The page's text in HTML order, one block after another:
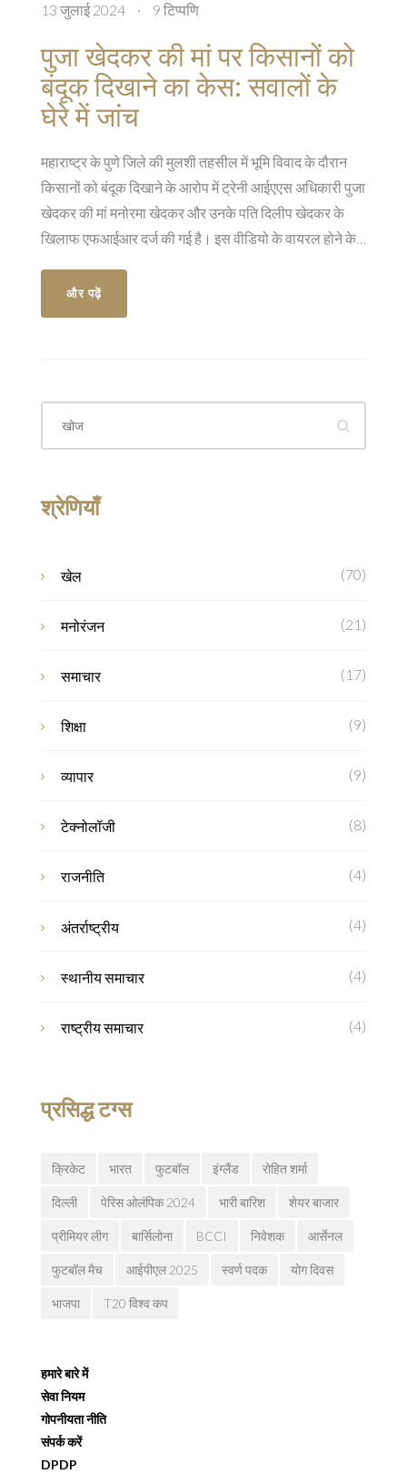
13 जुलाई 2024 · 9 टिप्पणि
पुजा खेदकर की मां पर किसानों को
बंदूक दिखाने का केस: सवालों के
घेरे में जांच
महाराष्ट्र के पुणे जिले की मुलशी तहसील में भूमि विवाद के दौरान
किसानों को बंदूक दिखाने के आरोप में ट्रेनी आईएएस अधिकारी पुजा
खेदकर की मां मनोरमा खेदकर और उनके पति दिलीप खेदकर के
खिलाफ एफआईआर दर्ज की गई है। इस वीडियो के वायरल होने के
और पढ़ें
श्रेणियाँ
खेल (70)
मनोरंजन (21)
समाचार (17)
शिक्षा (9)
व्यापार (9)
टेक्नोलॉजी (8)
राजनीति (4)
अंतर्राष्ट्रीय (4)
स्थानीय समाचार (4)
राष्ट्रीय समाचार (4)
प्रसिद्ध टग्स
क्रिकेट भारत फुटबॉल इंग्लैंड रोहित शर्मा
दिल्ली पेरिस ओलंपिक 2024 भारी बारिश शेयर बाजार
प्रीमियर लीग बार्सिलोना BCCI निवेशक आर्सेनल
फुटबॉल मैच आईपीएल 2025 स्वर्ण पदक योग दिवस
भाजपा T20 विश्व कप
हमारे बारे में
सेवा नियम
गोपनीयता नीति
संपर्क करें
DPDP